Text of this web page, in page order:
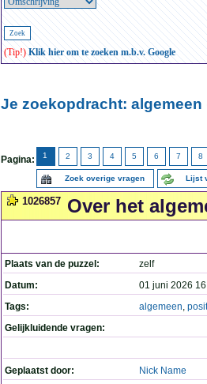
(Tip!) Klik hier om te zoeken m.b.v. Google
Je zoekopdracht: algemeen
Pagina: 1 2 3 4 5 6 7 8
Zoek overige vragen Lijst
1026857 Over het
Plaats van de puzzel:
zelf
Datum:
01 juni 2026
Tags:
algemeen,
Gelijkluidende vragen:
Geplaatst door: Nick Name